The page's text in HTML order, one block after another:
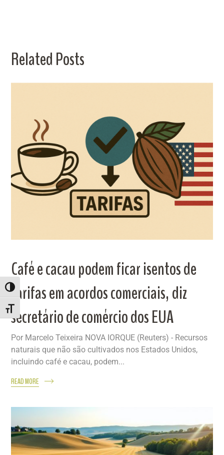
ALTERNAR ALTO CONTRASTE
ALTERNAR TAMANHO DA FONTE
Related Posts
Café e cacau podem ficar isentos de
tarifas em acordos comerciais, diz
secretário de comércio dos EUA
Por Marcelo Teixeira NOVA IORQUE (Reuters) - Recursos
naturais que não são cultivados nos Estados Unidos,
incluindo café e cacau, podem...
READ MORE